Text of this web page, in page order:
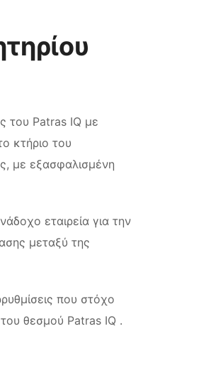
του Patras IQ με
κτήριο του
με εξασφαλισμένη
εταιρεία για την
μεταξύ της
που στόχο
θεσμού Patras IQ .